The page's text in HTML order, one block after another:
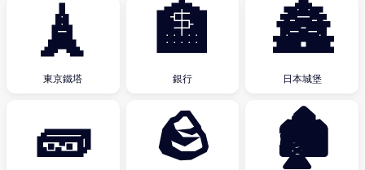
🗼
東京鐵塔
🏦
銀行
🏯
日本城堡
🧱 🪨 🏚